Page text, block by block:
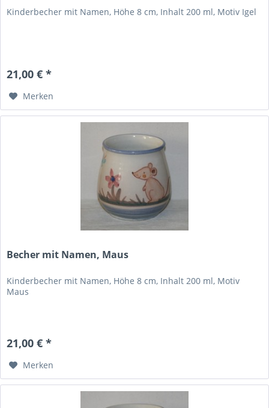
Kinderbecher mit Namen, Höhe 8 cm, Inhalt 200 ml, Motiv Igel
21,00 € *
Merken
Becher mit Namen, Maus
Kinderbecher mit Namen, Höhe 8 cm, Inhalt 200 ml, Motiv
Maus
21,00 € *
Merken